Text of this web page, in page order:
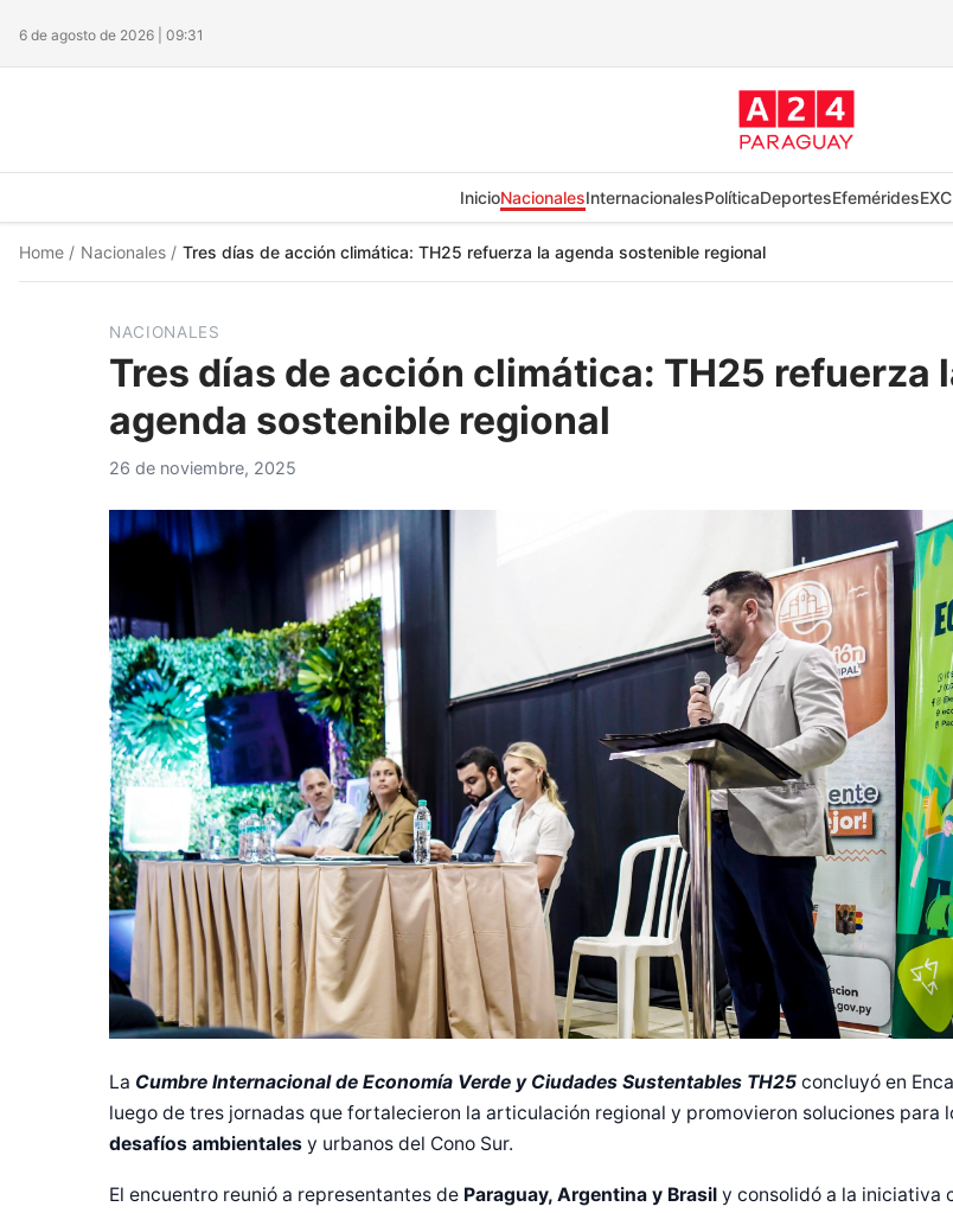
6 de agosto de 2026 | 09:31
InicioNacionalesInternacionalesPolíticaDeportesEfemérides
Home / Nacionales / Tres días de acción climática: TH25 refuerza la agenda sostenible regional
NACIONALES
Tres días de acción climática: TH25 refuerza
agenda sostenible regional
26 de noviembre, 2025
La Cumbre Internacional de Economía Verde y Ciudades Sustentables TH25 concluyó en
luego de tres jornadas que fortalecieron la articulación regional y promovieron soluciones para
desafíos ambientales y urbanos del Cono Sur.
El encuentro reunió a representantes de Paraguay, Argentina y Brasil y consolidó a la iniciativa